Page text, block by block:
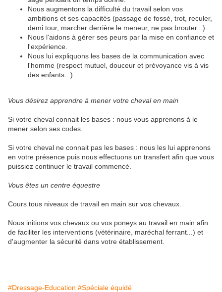
Nous augmentons la difficulté du travail selon vos
ambitions et ses capacités (passage de fossé, trot, reculer,
demi tour, marcher derrière le meneur, ne pas brouter...).
Nous l'aidons à gérer ses peurs par la mise en confiance et
l'expérience.
Nous lui expliquons les bases de la communication avec
l'homme (respect mutuel, douceur et prévoyance vis à vis
des enfants...)
Vous désirez apprendre à mener votre cheval en main
Si votre cheval connait les bases : nous vous apprenons à le
mener selon ses codes.
Si votre cheval ne connait pas les bases : nous les lui apprenons
en votre présence puis nous effectuons un transfert afin que vous
puissiez continuer le travail commencé.
Vous êtes un centre équestre
Cours tous niveaux de travail en main sur vos chevaux.
Nous initions vos chevaux ou vos poneys au travail en main afin
de faciliter les interventions (vétérinaire, maréchal ferrant...) et
d'augmenter la sécurité dans votre établissement.
#Dressage-Education #Spéciale équidé